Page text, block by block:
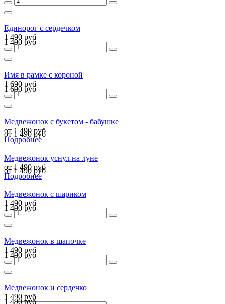
Единорог с сердечком
1 490 руб
1 490 руб
Имя в рамке с короной
1 690 руб
1 690 руб
Медвежонок с букетом - бабушке
от 1 490 руб
от 1 490 руб
Подробнее
Медвежонок уснул на луне
от 1 490 руб
от 1 490 руб
Подробнее
Медвежонок с шариком
1 490 руб
1 490 руб
Медвежонок в шапочке
1 490 руб
1 490 руб
Медвежонок и сердечко
1 490 руб
1 490 руб